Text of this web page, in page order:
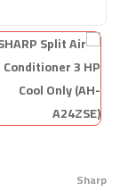
Sharp